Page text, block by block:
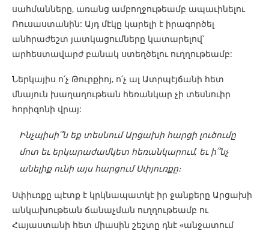
սահմանները, առանց ամբողջութեամբ ապաւինելու
Ռուսաստանին: Այդ մէկը կարելի է իրագործել
անհրաժեշտ յատկացումները կատարելով՝
արհեստավարժ բանակ ստեղծելու ուղղութեամբ:
Ներկայիս ո՛չ Թուրքիոյ, ո՛չ ալ Ատրպէյճանի հետ
մնայուն խաղաղութեան հեռանկար չի տեսնուիր
հորիզոնի վրայ:
Ինչպիսի՞ն եք տեսնում Արցախի հարցի լուծումը
մոտ եւ երկարաժամկետ հեռանկարում, եւ ի՞նչ
անելիք ունի այս հարցում Սփյուռքը։
Սփիւռքը պէտք է կրկնապատկէ իր ջանքերը Արցախի
անկախութեան ճանաչման ուղղութեամբ ու
Հայաստանի հետ միասին շեշտը դնէ «անջատում